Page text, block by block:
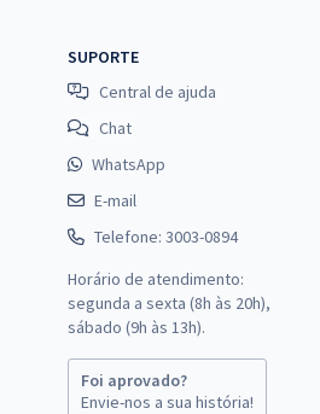
SUPORTE
Central de ajuda
Chat
WhatsApp
E-mail
Telefone: 3003-0894
Horário de atendimento:
segunda a sexta (8h às 20h),
sábado (9h às 13h).
Foi aprovado?
Envie-nos a sua história!